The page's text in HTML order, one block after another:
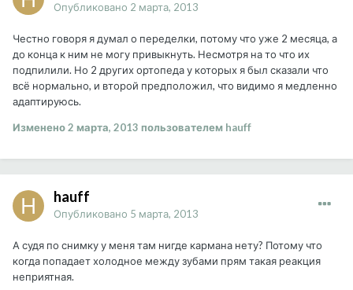
Опубликовано 2 марта, 2013
Честно говоря я думал о переделки, потому что уже 2 месяца, а
до конца к ним не могу привыкнуть. Несмотря на то что их
подпилили. Но 2 других ортопеда у которых я был сказали что
всё нормально, и второй предположил, что видимо я медленно
адаптируюсь.
Изменено2 марта, 2013 пользователем hauff
hauff
Опубликовано 5 марта, 2013
А судя по снимку у меня там нигде кармана нету? Потому что
когда попадает холодное между зубами прям такая реакция
неприятная.